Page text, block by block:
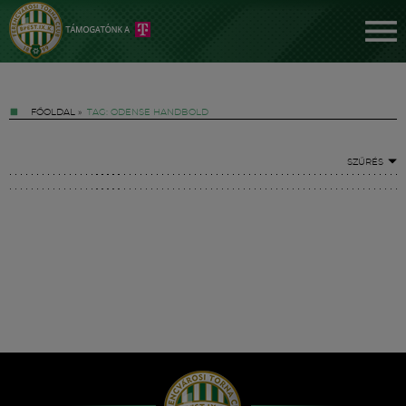
FŐOLDAL » TAG: ODENSE HANDBOLD
SZŰRÉS
Hírek